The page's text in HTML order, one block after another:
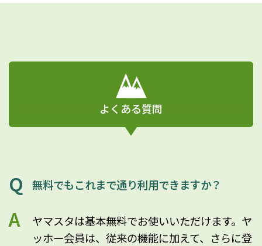
よくある質問
無料でもこれまで通り利用できますか？
ヤマスタは基本無料でお使いいただけます。ヤ
ッホー会員は、従来の機能に加えて、さらに登